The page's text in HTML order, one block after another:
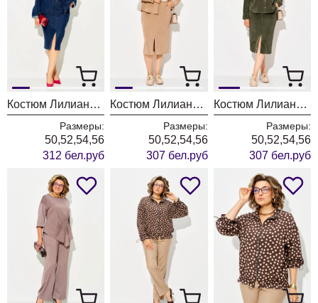
Костюм Лилиана 1558 индиго
Размеры:
50,52,54,56
312 бел.руб
Костюм Лилиана 1557 беж
Размеры:
50,52,54,56
307 бел.руб
Костюм Лилиана 1557 хаки
Размеры:
50,52,54,56
307 бел.руб